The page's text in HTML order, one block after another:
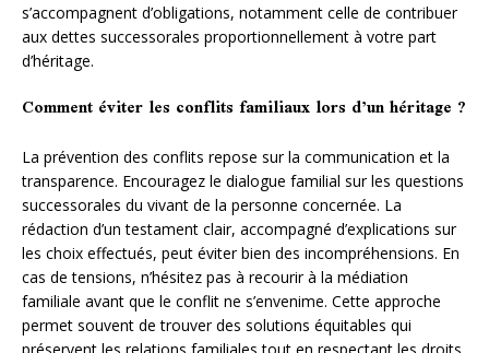
s’accompagnent d’obligations, notamment celle de contribuer
aux dettes successorales proportionnellement à votre part
d’héritage.
Comment éviter les conflits familiaux lors d’un héritage ?
La prévention des conflits repose sur la communication et la
transparence. Encouragez le dialogue familial sur les questions
successorales du vivant de la personne concernée. La
rédaction d’un testament clair, accompagné d’explications sur
les choix effectués, peut éviter bien des incompréhensions. En
cas de tensions, n’hésitez pas à recourir à la médiation
familiale avant que le conflit ne s’envenime. Cette approche
permet souvent de trouver des solutions équitables qui
préservent les relations familiales tout en respectant les droits